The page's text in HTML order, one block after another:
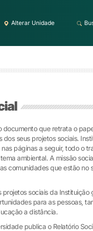
Alterar Unidade
documento que retrata o
dos seus projetos sociais.
páginas a seguir, todo o
ambiental. A missão
comunidades que estão
projetos sociais da
para as pessoas,
a distância.
publica o Relatório